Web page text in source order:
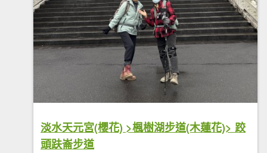
淡水天元宮(櫻花) >楓樹湖步道(木蓮花)> 跤
頭趺崙步道